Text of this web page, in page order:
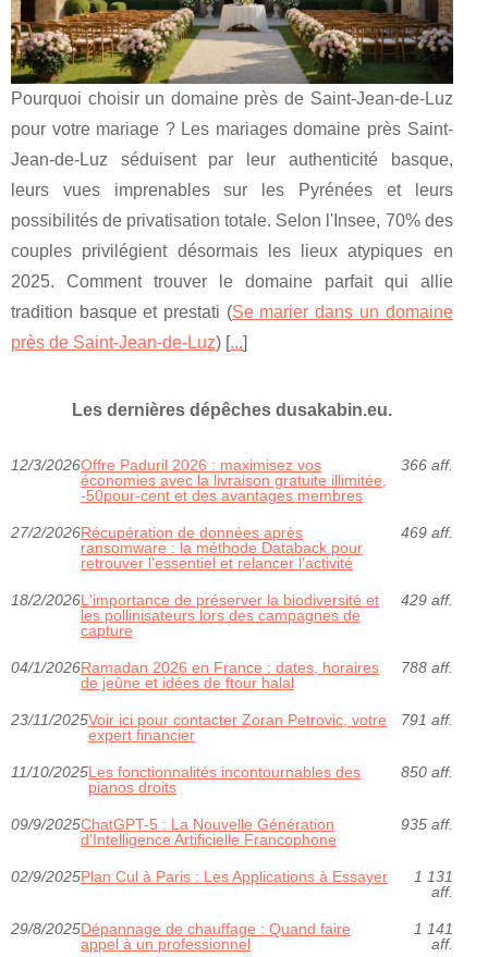
Pourquoi choisir un domaine près de Saint-Jean-de-Luz
pour votre mariage ? Les mariages domaine près Saint-
Jean-de-Luz séduisent par leur authenticité basque,
leurs vues imprenables sur les Pyrénées et leurs
possibilités de privatisation totale. Selon l'Insee, 70% des
couples privilégient désormais les lieux atypiques en
2025. Comment trouver le domaine parfait qui allie
tradition basque et prestati (Se marier dans un domaine
près de Saint-Jean-de-Luz) [...]
Les dernières dépêches dusakabin.eu.
12/3/2026Offre Paduril 2026 : maximisez vos
économies avec la livraison gratuite illimitée,
-50pour-cent et des avantages membres
366 aff.
27/2/2026Récupération de données après
ransomware : la méthode Databack pour
retrouver l’essentiel et relancer l’activité
469 aff.
18/2/2026L'importance de préserver la biodiversité et
les pollinisateurs lors des campagnes de
capture
429 aff.
04/1/2026Ramadan 2026 en France : dates, horaires
de jeûne et idées de ftour halal
788 aff.
23/11/2025Voir ici pour contacter Zoran Petrovic, votre
expert financier
791 aff.
11/10/2025Les fonctionnalités incontournables des
pianos droits
850 aff.
09/9/2025ChatGPT-5 : La Nouvelle Génération
d'Intelligence Artificielle Francophone
935 aff.
02/9/2025Plan Cul à Paris : Les Applications à Essayer
1 131
aff.
29/8/2025Dépannage de chauffage : Quand faire
appel à un professionnel
1 141
aff.